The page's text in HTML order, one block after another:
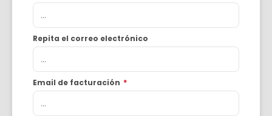
Repita el correo electrónico
Email de facturación *